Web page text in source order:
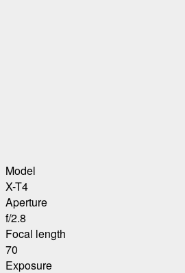
Model
X-T4
Aperture
f/2.8
Focal length
70
Exposure